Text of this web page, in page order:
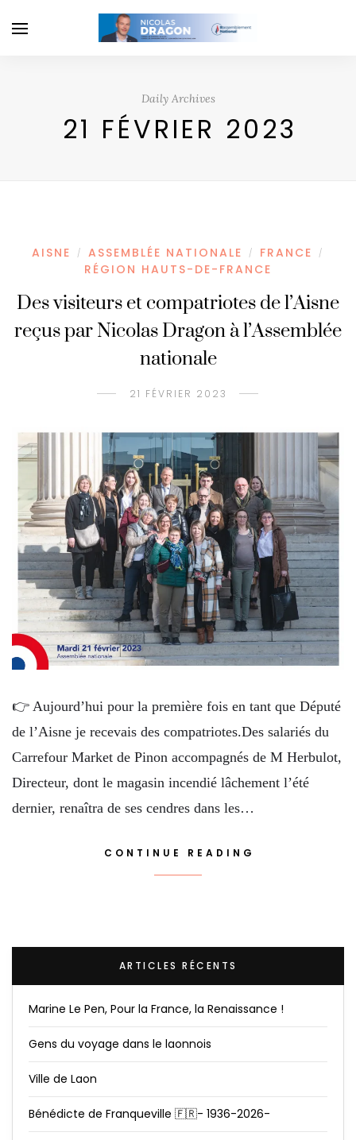
Daily Archives
21 FÉVRIER 2023
AISNE / ASSEMBLÉE NATIONALE / FRANCE /
RÉGION HAUTS-DE-FRANCE
Des visiteurs et compatriotes de l’Aisne
reçus par Nicolas Dragon à l’Assemblée
nationale
21 FÉVRIER 2023
👉 Aujourd’hui pour la première fois en tant que Député
de l’Aisne je recevais des compatriotes.Des salariés du
Carrefour Market de Pinon accompagnés de M Herbulot,
Directeur, dont le magasin incendié lâchement l’été
dernier, renaîtra de ses cendres dans les…
CONTINUE READING
ARTICLES RÉCENTS
Marine Le Pen, Pour la France, la Renaissance !
Gens du voyage dans le laonnois
Ville de Laon
Bénédicte de Franqueville 🇫🇷- 1936-2026-